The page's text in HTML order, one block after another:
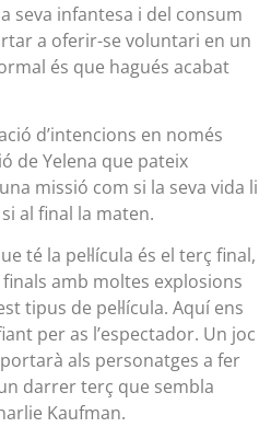
seva infantesa i del consum
a oferir-se voluntari en un
és que hagués acabat
d’intencions en només
de Yelena que pateix
missió com si la seva vida li
al final la maten.
té la pel·lícula és el terç final,
amb moltes explosions
tipus de pel·lícula. Aquí ens
per as l’espectador. Un joc
als personatges a fer
darrer terç que sembla
Kaufman.